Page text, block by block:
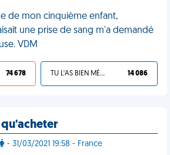
de mon cinquième enfant,
une prise de sang m'a demandé
VDM
74 678 TU L'AS BIEN MÉRITÉ 14 086
- 31/03/2021 19:58 - France